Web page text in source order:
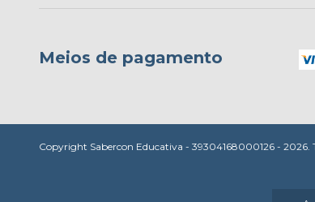
Meios de pagamento
Copyright Sabercon Educativa - 39304168000126 - 2026.